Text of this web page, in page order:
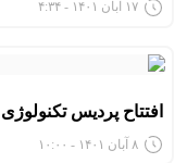
۱۷ آبان ۱۴۰۱ - ۴:۳۴
افتتاح پردیس تکنولوژی TOGG، برند ملی خودروسازی ترکیه
۸ آبان ۱۴۰۱ - ۱۰:۰۰